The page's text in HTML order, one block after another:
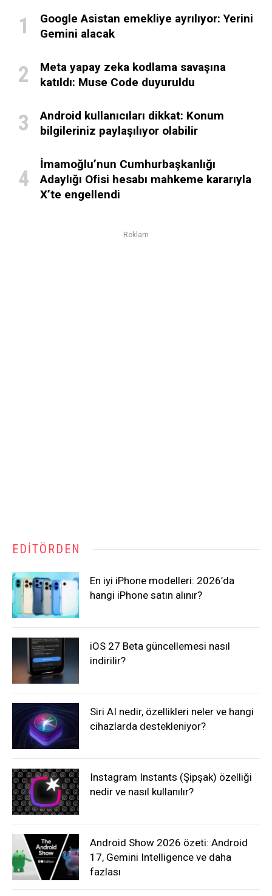
Google Asistan emekliye ayrılıyor: Yerini
Gemini alacak
Meta yapay zeka kodlama savaşına
katıldı: Muse Code duyuruldu
Android kullanıcıları dikkat: Konum
bilgileriniz paylaşılıyor olabilir
İmamoğlu’nun Cumhurbaşkanlığı
Adaylığı Ofisi hesabı mahkeme kararıyla
X’te engellendi
Reklam
EDITÖRDEN
En iyi iPhone modelleri: 2026’da
hangi iPhone satın alınır?
iOS 27 Beta güncellemesi nasıl
indirilir?
Siri AI nedir, özellikleri neler ve hangi
cihazlarda destekleniyor?
Instagram Instants (Şipşak) özelliği
nedir ve nasıl kullanılır?
Android Show 2026 özeti: Android
17, Gemini Intelligence ve daha
fazlası